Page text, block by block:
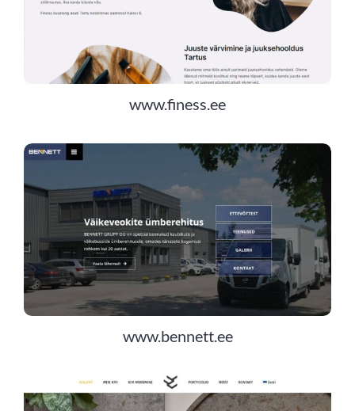
www.finess.ee
www.bennett.ee